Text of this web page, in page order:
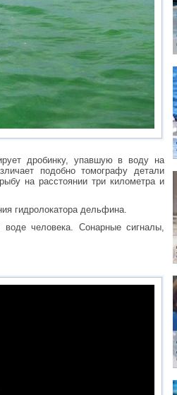
дробинку, упавшую в воду на
подобно томографу детали
на расстоянии три километра и
гидролокатора дельфина.
человека. Сонарные сигналы,